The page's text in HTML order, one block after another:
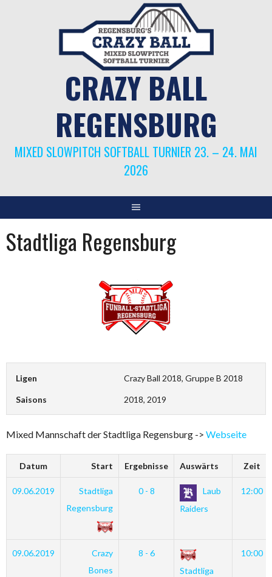
CRAZY BALL
REGENSBURG
MIXED SLOWPITCH SOFTBALL TURNIER 23. – 24. MAI
2026
Stadtliga Regensburg
Ligen Crazy Ball 2018, Gruppe B 2018
Saisons 2018, 2019
Mixed Mannschaft der Stadtliga Regensburg -> Webseite
Datum Start Ergebnisse Auswärts Zeit
09.06.2019
Stadtliga
Regensburg
0 - 8
Laub
Raiders
12:00
09.06.2019
Crazy
Bones
8 - 6
Stadtliga
10:00